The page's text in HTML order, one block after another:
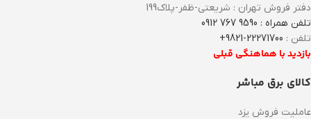
دفتر فروش تهران : شریعتی-ظفر-پلاک199
تلفن همراه : 9590 767 0912
تلفن : 22271700-9821+
بازدید با هماهنگی قبلی
کالای برق مباشر
عاملیت فروش یزد